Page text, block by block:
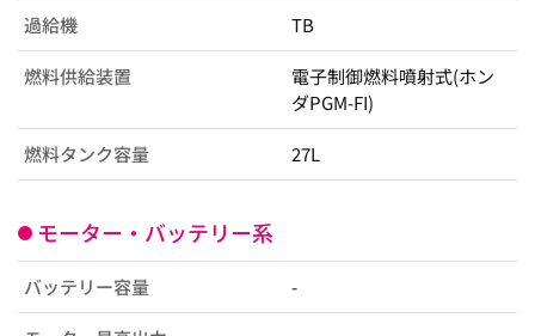
過給機 TB
燃料供給装置
電子制御燃料噴射式(ホン
ダPGM-FI)
燃料タンク容量 27L
モーター・バッテリー系
バッテリー容量 -